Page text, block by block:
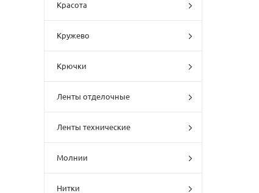
Красота
Кружево
Крючки
Ленты отделочные
Ленты технические
Молнии
Нитки